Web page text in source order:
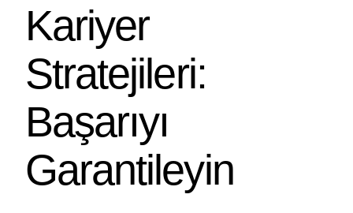
Kariyer
Stratejileri:
Başarıyı
Garantileyin